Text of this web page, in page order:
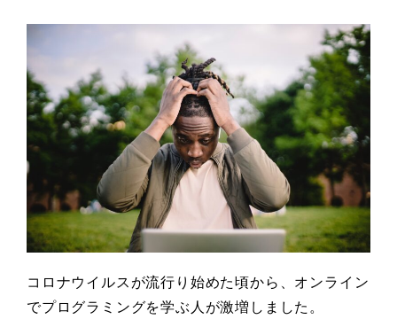
コロナウイルスが流行り始めた頃から、オンライン
でプログラミングを学ぶ人が激増しました。